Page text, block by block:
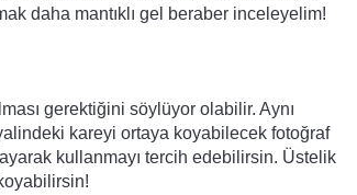
daha mantıklı gel beraber inceleyelim!
gerektiğini söylüyor olabilir. Aynı
kareyi ortaya koyabilecek fotoğraf
kullanmayı tercih edebilirsin. Üstelik